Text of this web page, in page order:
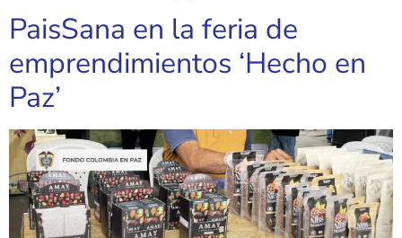
PaisSana en la feria de
emprendimientos ‘Hecho en
Paz’